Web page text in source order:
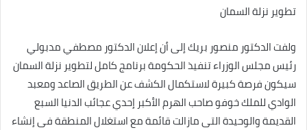
تطوير نزلة السمان
ولفت الدكتور منصور بريك إلى أن إعلان الدكتور مصطفي مدبولي
رئيس مجلس الوزراء تنفيذ الحكومة برنامج كامل لتطوير نزلة السمان
سيكون فرصة كبيرة لاستكمال الكشف عن الطريق الصاعد ومعبد
الوادي للملك خوفو صاحب الهرم الأكبر إحدي عجائب الدنيا السبع
القديمة والوحيدة التى مازالت قائمة مع استغلال المنطقة فى إنشاء